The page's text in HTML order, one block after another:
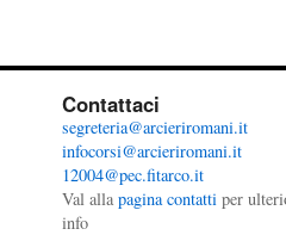
Contattaci
segreteria@arcieriromani.it
infocorsi@arcieriromani.it
12004@pec.fitarco.it
Val alla pagina contatti per
info